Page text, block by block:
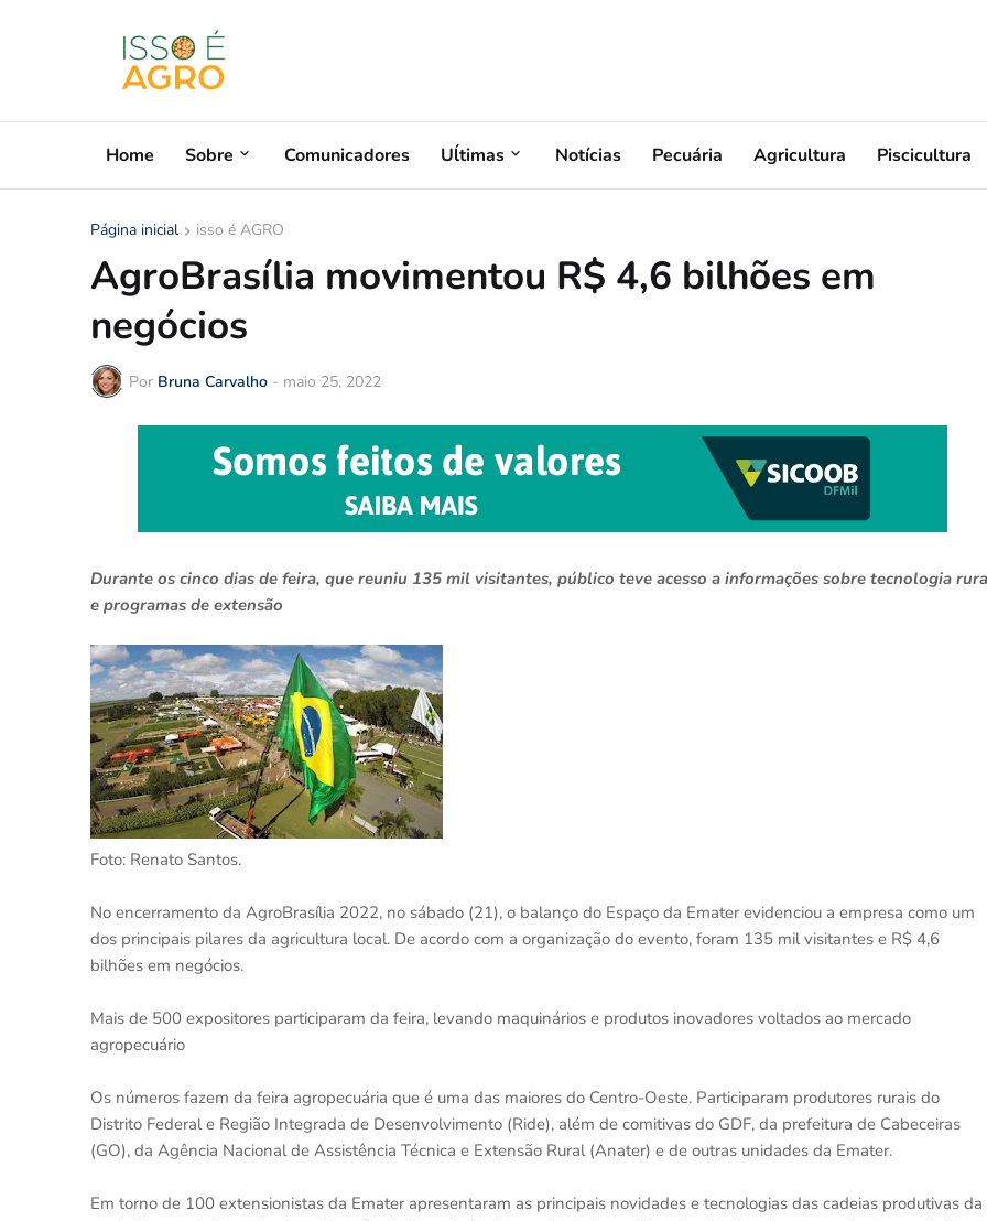
Home Sobre Comunicadores Uĺtimas Notícias Pecuária Agricultura Piscicultura
Página inicial isso é AGRO
AgroBrasília movimentou R$ 4,6 bilhões em
negócios
Por Bruna Carvalho - maio 25, 2022
Durante os cinco dias de feira, que reuniu 135 mil visitantes, público teve acesso a informações sobre tecnologia
e programas de extensão
Foto: Renato Santos.
No encerramento da AgroBrasília 2022, no sábado (21), o balanço do Espaço da Emater evidenciou a empresa como um
dos principais pilares da agricultura local. De acordo com a organização do evento, foram 135 mil visitantes e R$ 4,6
bilhões em negócios.
Mais de 500 expositores participaram da feira, levando maquinários e produtos inovadores voltados ao mercado
agropecuário
Os números fazem da feira agropecuária que é uma das maiores do Centro-Oeste. Participaram produtores rurais do
Distrito Federal e Região Integrada de Desenvolvimento (Ride), além de comitivas do GDF, da prefeitura de Cabeceiras
(GO), da Agência Nacional de Assistência Técnica e Extensão Rural (Anater) e de outras unidades da Emater.
Em torno de 100 extensionistas da Emater apresentaram as principais novidades e tecnologias das cadeias produtivas da